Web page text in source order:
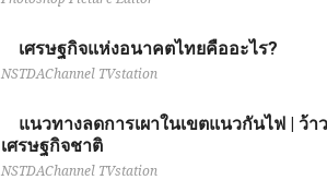
เศรษฐกิจแห่งอนาคตไทยคืออะไร?
NSTDAChannel TVstation
แนวทางลดการเผาในเขตแนวกันไฟ | ว้า
เศรษฐกิจชาติ
NSTDAChannel TVstation